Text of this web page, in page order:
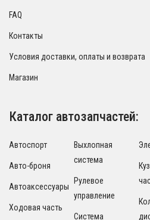
FAQ
Контакты
Условия доставки, оплаты и возврата
Магазин
Каталог автозапчастей:
Автоспорт
Авто-броня
Автоаксессуары
Ходовая часть
Выхлопная
система
Рулевое
управление
Система